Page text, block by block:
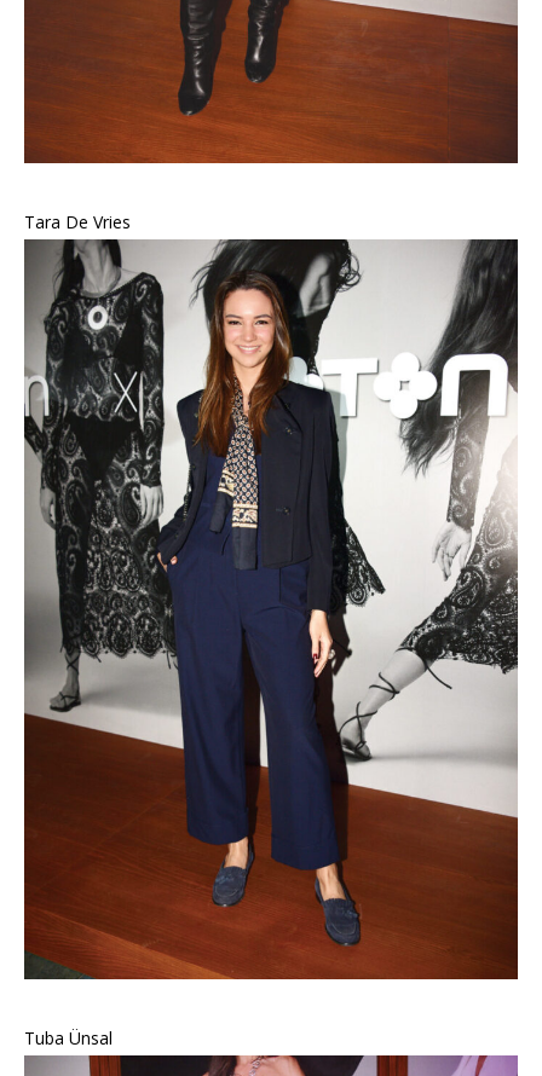
Tara De Vries
Tuba Ünsal